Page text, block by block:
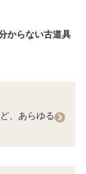
からない古道具
、あらゆる